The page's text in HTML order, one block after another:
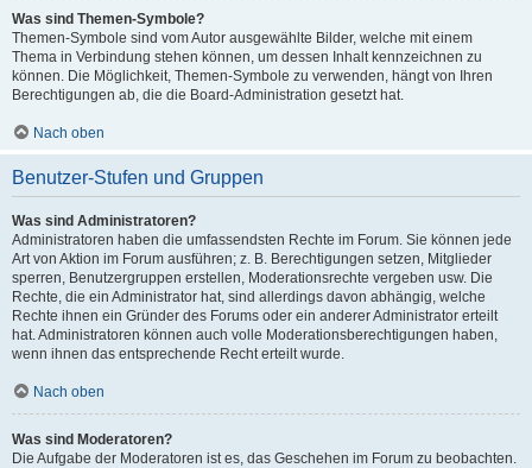
Was sind Themen-Symbole?
Themen-Symbole sind vom Autor ausgewählte Bilder, welche mit einem
Thema in Verbindung stehen können, um dessen Inhalt kennzeichnen zu
können. Die Möglichkeit, Themen-Symbole zu verwenden, hängt von Ihren
Berechtigungen ab, die die Board-Administration gesetzt hat.
Nach oben
Benutzer-Stufen und Gruppen
Was sind Administratoren?
Administratoren haben die umfassendsten Rechte im Forum. Sie können jede
Art von Aktion im Forum ausführen; z. B. Berechtigungen setzen, Mitglieder
sperren, Benutzergruppen erstellen, Moderationsrechte vergeben usw. Die
Rechte, die ein Administrator hat, sind allerdings davon abhängig, welche
Rechte ihnen ein Gründer des Forums oder ein anderer Administrator erteilt
hat. Administratoren können auch volle Moderationsberechtigungen haben,
wenn ihnen das entsprechende Recht erteilt wurde.
Nach oben
Was sind Moderatoren?
Die Aufgabe der Moderatoren ist es, das Geschehen im Forum zu beobachten.